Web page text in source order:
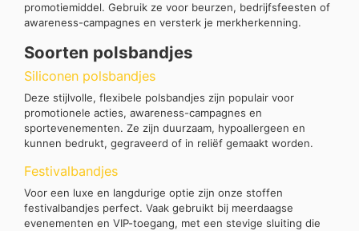
promotiemiddel. Gebruik ze voor beurzen, bedrijfsfeesten of
awareness-campagnes en versterk je merkherkenning.
Soorten polsbandjes
Siliconen polsbandjes
Deze stijlvolle, flexibele polsbandjes zijn populair voor
promotionele acties, awareness-campagnes en
sportevenementen. Ze zijn duurzaam, hypoallergeen en
kunnen bedrukt, gegraveerd of in reliëf gemaakt worden.
Festivalbandjes
Voor een luxe en langdurige optie zijn onze stoffen
festivalbandjes perfect. Vaak gebruikt bij meerdaagse
evenementen en VIP-toegang, met een stevige sluiting die